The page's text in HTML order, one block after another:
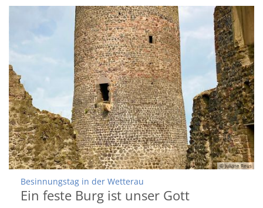
© Juliane Reus
Besinnungstag in der Wetterau
Ein feste Burg ist unser Gott